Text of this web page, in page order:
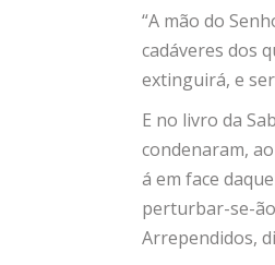
“A mão do
cadáveres dos
extinguirá, e
E no livro da
condenaram,
á em face
perturbar-se-
Arrependidos,